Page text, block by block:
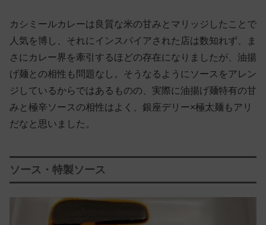
カシミールカレーは良質な米の甘みとマリッジしたことで
人気を博し、それにインスパイアされた店は数知れず、ま
さにカレー界を牽引するほどの存在になりましたが、油揚
げ麺との相性も問題なし。そうなるようにソースをアレン
ジしているからではあるものの、実際に油揚げ麺特有の甘
みと極辛ソースの相性はよく、銀座デリー×極太麺もアリ
だなと思いました。
ソース・特製ソース